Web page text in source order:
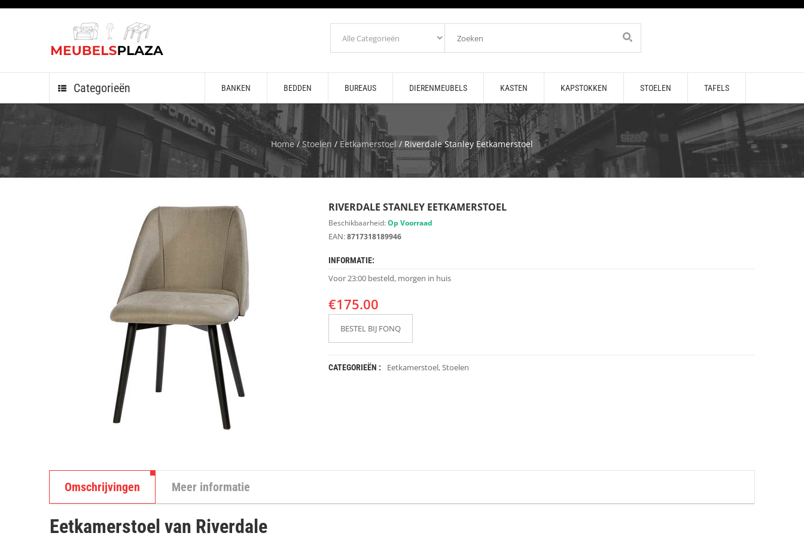
Categorieën BANKEN BEDDEN BUREAUS DIERENMEUBELS KASTEN KAPSTOKKEN STOELEN TAFELS
Home/Stoelen / Eetkamerstoel / Riverdale Stanley Eetkamerstoel
RIVERDALE STANLEY EETKAMERSTOEL
Beschikbaarheid:Op Voorraad
EAN:8717318189946
INFORMATIE:
Voor 23:00 besteld, morgen in huis
€175.00
BESTEL BIJ FONQ
CATEGORIEËN : Eetkamerstoel,Stoelen
Omschrijvingen Meer informatie
Eetkamerstoel van Riverdale